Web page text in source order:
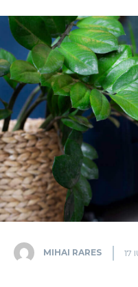
MIHAI RARES 17